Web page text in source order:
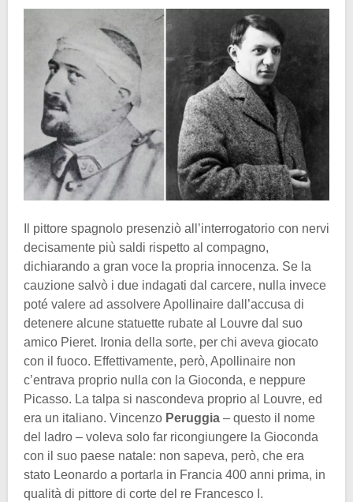
Il pittore spagnolo presenziò all’interrogatorio con nervi
decisamente più saldi rispetto al compagno,
dichiarando a gran voce la propria innocenza. Se la
cauzione salvò i due indagati dal carcere, nulla invece
poté valere ad assolvere Apollinaire dall’accusa di
detenere alcune statuette rubate al Louvre dal suo
amico Pieret. Ironia della sorte, per chi aveva giocato
con il fuoco. Effettivamente, però, Apollinaire non
c’entrava proprio nulla con la Gioconda, e neppure
Picasso. La talpa si nascondeva proprio al Louvre, ed
era un italiano. Vincenzo Peruggia – questo il nome
del ladro – voleva solo far ricongiungere la Gioconda
con il suo paese natale: non sapeva, però, che era
stato Leonardo a portarla in Francia 400 anni prima, in
qualità di pittore di corte del re Francesco I.